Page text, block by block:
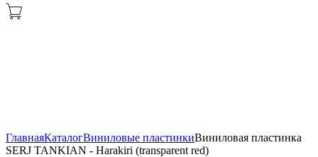
ГлавнаяКаталогВиниловые пластинкиВиниловая пластинка
SERJ TANKIAN - Harakiri (transparent red)